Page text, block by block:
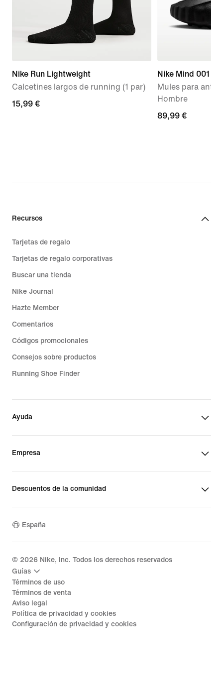
Nike Run Lightweight
Calcetines largos de running (1 par)
15,99 €
15,99 €
Nike Mind 001
Mules para
Hombre
89,99 €
89,99 €
Recursos
Tarjetas de regalo
Tarjetas de regalo corporativas
Buscar una tienda
Nike Journal
Hazte Member
Comentarios
Códigos promocionales
Consejos sobre productos
Running Shoe Finder
Ayuda
Empresa
Descuentos de la comunidad
España
© 2026 Nike, Inc. Todos los derechos reservados
Guías
Términos de uso
Términos de venta
Aviso legal
Política de privacidad y cookies
Configuración de privacidad y cookies